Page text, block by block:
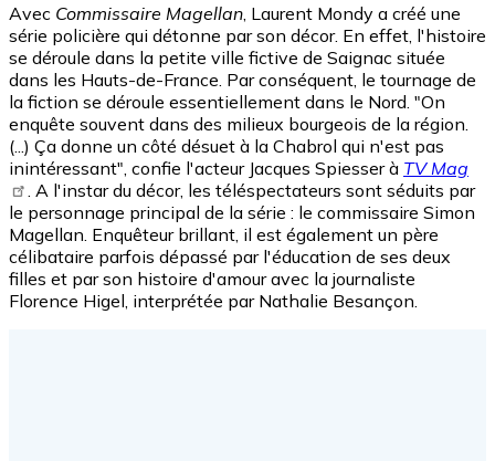
Avec Commissaire Magellan , Laurent Mondy a créé une
série policière qui détonne par son décor. En effet, l'histoire
se déroule dans la petite ville fictive de Saignac située
dans les Hauts-de-France. Par conséquent, le tournage de
la fiction se déroule essentiellement dans le Nord. "On
enquête souvent dans des milieux bourgeois de la région.
(...) Ça donne un côté désuet à la Chabrol qui n'est pas
inintéressant", confie l'acteur Jacques Spiesser à TV Mag
. A l'instar du décor, les téléspectateurs sont séduits par
le personnage principal de la série : le commissaire Simon
Magellan. Enquêteur brillant, il est également un père
célibataire parfois dépassé par l'éducation de ses deux
filles et par son histoire d'amour avec la journaliste
Florence Higel, interprétée par Nathalie Besançon.